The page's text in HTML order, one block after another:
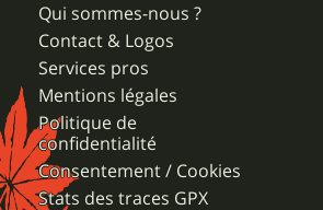
Qui sommes-nous ?
Contact & Logos
Services pros
Mentions légales
Politique de
confidentialité
Consentement / Cookies
Stats des traces GPX